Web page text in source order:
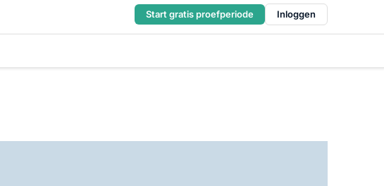
Start gratis proefperiode Inloggen